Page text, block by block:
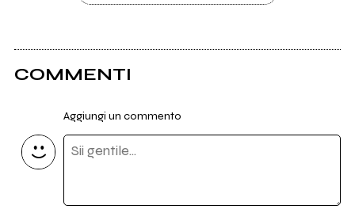
COMMENTI
Aggiungi un commento